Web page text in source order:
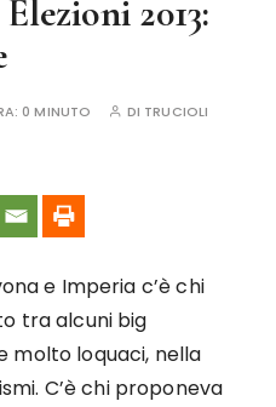
2013:
0 MINUTO DI TRUCIOLI
e Imperia c’è chi
tra alcuni big
molto loquaci, nella
C’è chi proponeva